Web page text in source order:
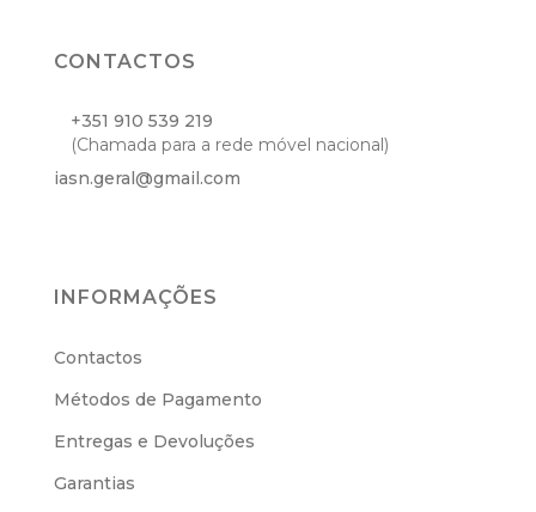
CONTACTOS
+351 910 539 219
(Chamada para a rede móvel nacional)
iasn.geral@gmail.com
INFORMAÇÕES
Contactos
Métodos de Pagamento
Entregas e Devoluções
Garantias